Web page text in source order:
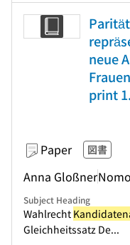
neue
print
Paper 図書
Anna Gloßner
Subject Heading
Wahlrecht
Gleichheitssatz De...